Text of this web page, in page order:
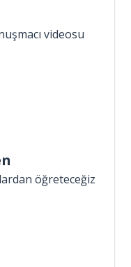
videosu
öğreteceğiz